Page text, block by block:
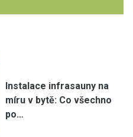
Instalace infrasauny na
míru v bytě: Co všechno
po…